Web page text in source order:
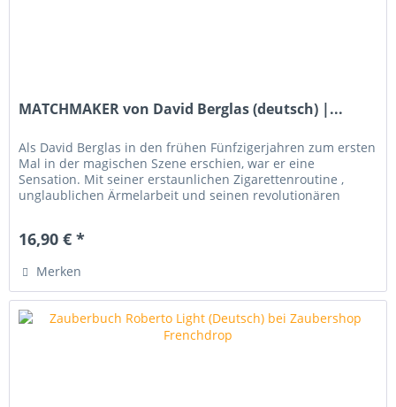
MATCHMAKER von David Berglas (deutsch) |...
Als David Berglas in den frühen Fünfzigerjahren zum ersten
Mal in der magischen Szene erschien, war er eine
Sensation. Mit seiner erstaunlichen Zigarettenroutine ,
unglaublichen Ärmelarbeit und seinen revolutionären
16,90 € *
Merken